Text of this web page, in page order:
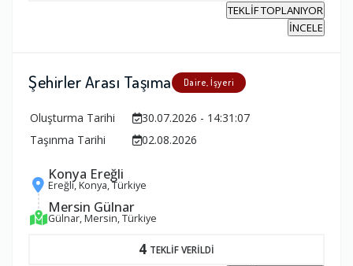
TEKLİF TOPLANIYOR
İNCELE
Şehirler Arası Taşıma Daire, İşyeri
Oluşturma Tarihi
30.07.2026 - 14:31:07
Taşınma Tarihi
02.08.2026
Konya Ereğli
Ereğli, Konya, Türkiye
Mersin Gülnar
Gülnar, Mersin, Türkiye
4 TEKLİF VERİLDİ